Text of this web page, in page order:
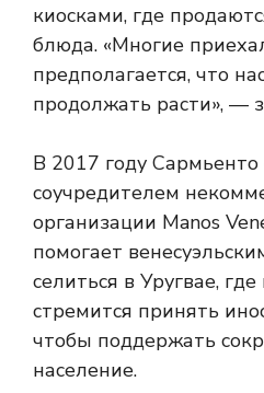
киосками, где
блюда. «Многие
предполагается, что
продолжать расти», —
В 2017 году Сармьенто
соучредителем
организации Manos
помогает
селиться в Уругвае,
стремится принять
чтобы поддержать
население.